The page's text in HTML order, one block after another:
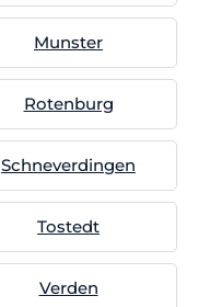
Munster
Rotenburg
Schneverdingen
Tostedt
Verden